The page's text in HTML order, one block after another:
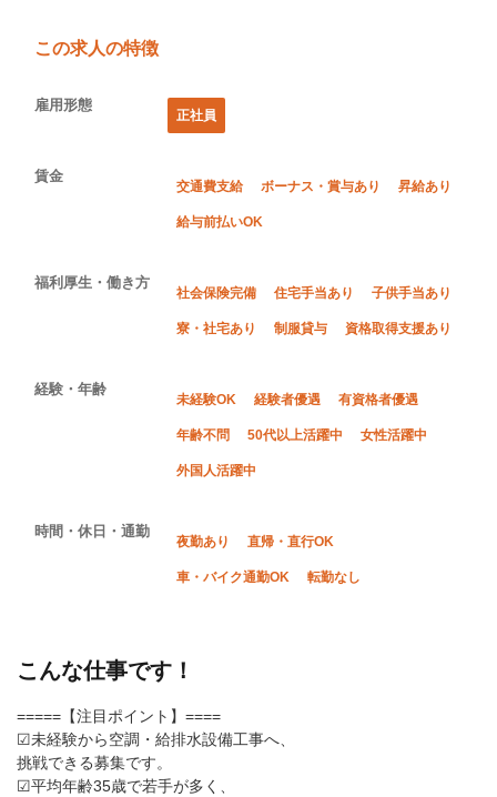
この求人の特徴
雇用形態
正社員
賃金
交通費支給 ボーナス・賞与あり 昇給あり
給与前払いOK
福利厚生・働き方
社会保険完備 住宅手当あり 子供手当あり
寮・社宅あり 制服貸与 資格取得支援あり
経験・年齢
未経験OK 経験者優遇 有資格者優遇
年齢不問 50代以上活躍中 女性活躍中
外国人活躍中
時間・休日・通勤
夜勤あり 直帰・直行OK
車・バイク通勤OK 転勤なし
こんな仕事です！
=====【注目ポイント】====
☑未経験から空調・給排水設備工事へ、
挑戦できる募集です。
☑平均年齢35歳で若手が多く、